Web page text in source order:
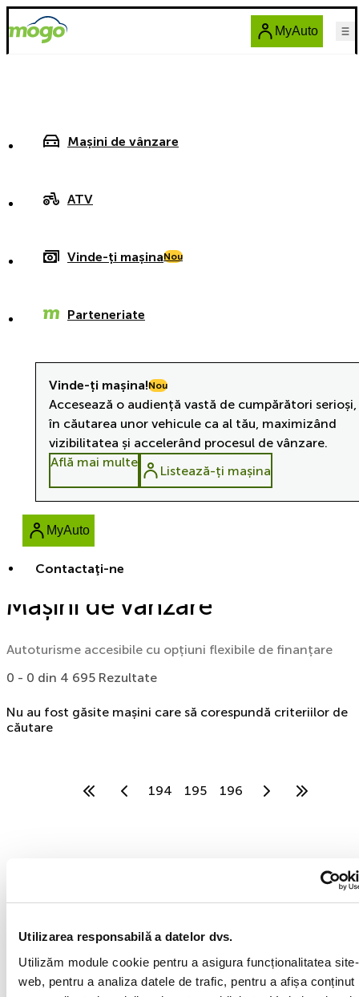
Utilizarea responsabilă a datelor dvs.
Utilizăm module cookie pentru a asigura funcționalitatea
web, pentru a analiza datele de trafic, pentru a afișa conținut
MyAuto
Mașini de vânzare
ATV
Vinde-ți mașinaNou
Parteneriate
Contactaţi-ne
Vinde-ți mașina!Nou
Accesează o audiență vastă de cumpărători
în căutarea unor vehicule ca al tău, maximizând
vizibilitatea și accelerând procesul de vânzare.
Află mai multe
Listează-ți mașina
MyAuto
Mașini de vânzare
Autoturisme accesibile cu opțiuni flexibile de finanțare
0 - 0 din 4 695 Rezultate
Nu au fost găsite mașini care să corespundă criteriilor de
căutare
194 195 196
Eleving Group fondat în 2012. Specializarea
noastră este finanțarea automobilelor second
hand. Mogo IFN S.A. are sediul în București,